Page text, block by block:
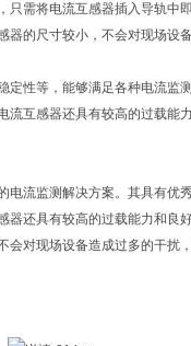
需将电流互感器插入导轨中
的尺寸较小，不会对现场设
性等，能够满足各种电流监
互感器还具有较高的过载能
流监测解决方案。其具有优
还具有较高的过载能力和良
对现场设备造成过多的干扰